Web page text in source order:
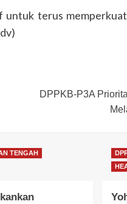
terus
DPPKB-P3A
TENGAH